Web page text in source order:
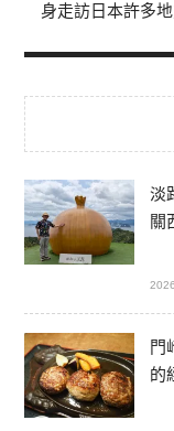
身走訪日本許多
淡
關
門
的